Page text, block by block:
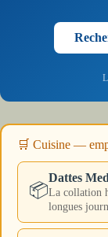
🛒 Cuisine —
📦
Dattes
La collation
longues